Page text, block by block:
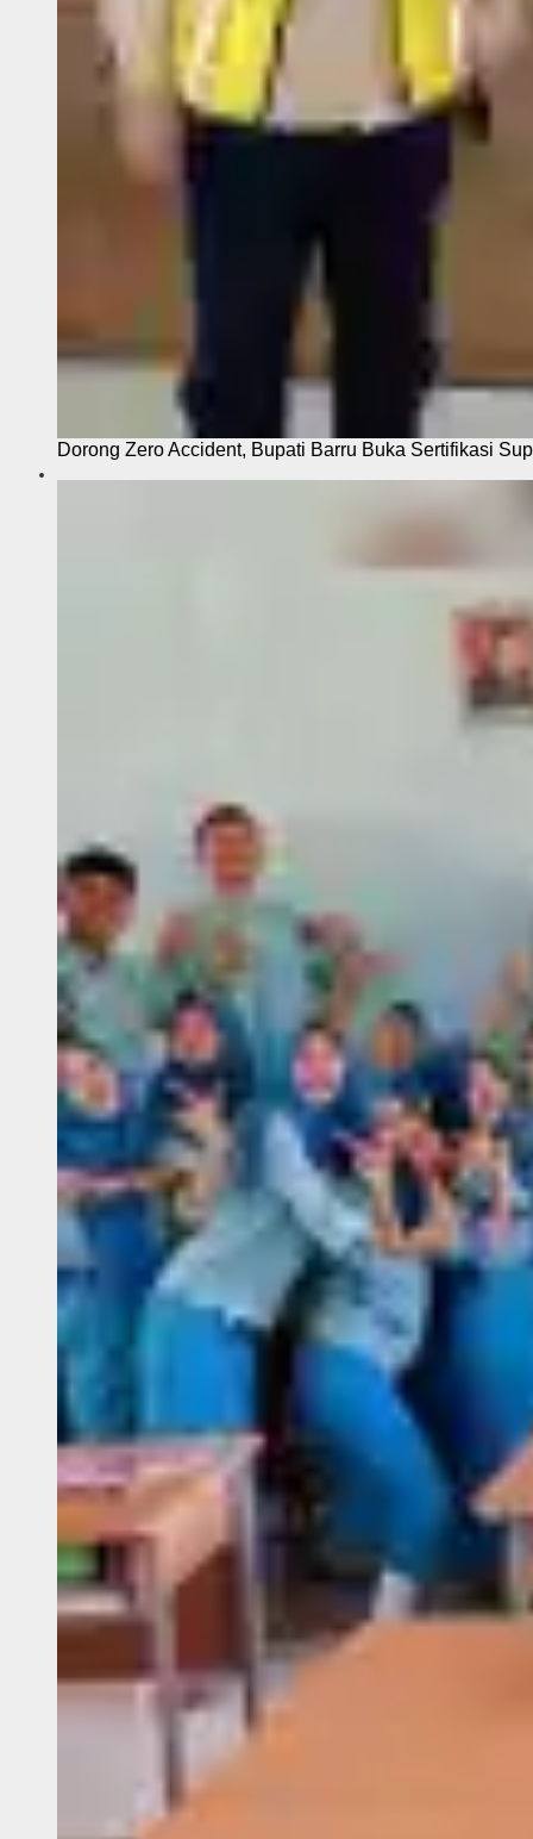
Dorong Zero Accident, Bupati Barru Buka Sertifikasi